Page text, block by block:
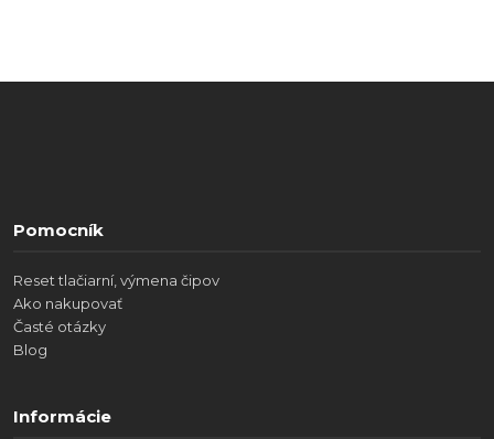
Pomocník
Reset tlačiarní, výmena čipov
Ako nakupovať
Časté otázky
Blog
Informácie